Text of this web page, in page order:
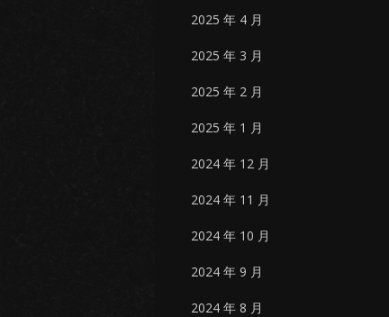
2025 年 4 月
2025 年 3 月
2025 年 2 月
2025 年 1 月
2024 年 12 月
2024 年 11 月
2024 年 10 月
2024 年 9 月
2024 年 8 月